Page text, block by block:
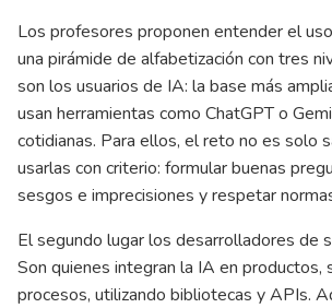
Los profesores proponen entender el
una pirámide de alfabetización con tres
son los usuarios de IA: la base más
usan herramientas como ChatGPT o
cotidianas. Para ellos, el reto no es solo
usarlas con criterio: formular buenas
sesgos e imprecisiones y respetar
El segundo lugar los desarrolladores de
Son quienes integran la IA en productos,
procesos, utilizando bibliotecas y APIs.